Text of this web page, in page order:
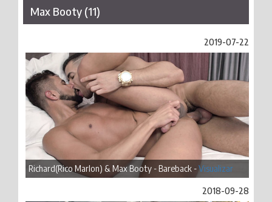
Max Booty (11)
2019-07-22
Richard(Rico Marlon) & Max Booty - Bareback -Visualizar
2018-09-28